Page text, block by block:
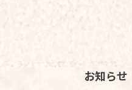
お知らせ